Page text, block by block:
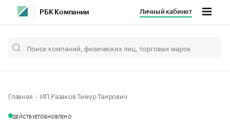
РБК Компании Личный кабинет
Главная ИП Разаков Тимур Таирович
ДЕЙСТВУЕТОБНОВЛЕНО